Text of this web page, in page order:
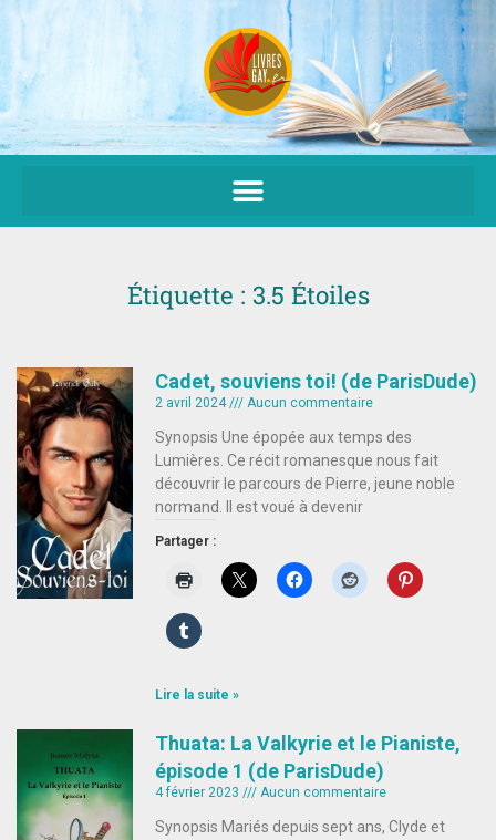
Aller
au
contenu
Étiquette : 3.5 Étoiles
Cadet, souviens toi! (de ParisDude)
2 avril 2024 Aucun commentaire
Synopsis Une épopée aux temps des
Lumières. Ce récit romanesque nous fait
découvrir le parcours de Pierre, jeune noble
normand. Il est voué à devenir
Partager :
Lire la suite »
Thuata: La Valkyrie et le Pianiste,
épisode 1 (de ParisDude)
4 février 2023 Aucun commentaire
Synopsis Mariés depuis sept ans, Clyde et